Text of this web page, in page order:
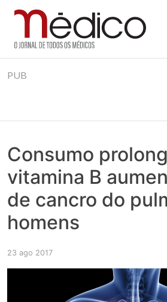
to
Jornal Médico
Médico – O Jornal de Todos os
realmente contam! Tudo o que se
PUB
Consumo
vitamina B
de cancro do
homens
23 ago 2017